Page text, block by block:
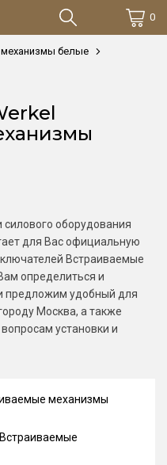
0
белые
силового оборудования
для Вас официальную
Встраиваемые
определиться и
предложим удобный для
Москва, а также
установки и
механизмы
Встраиваемые